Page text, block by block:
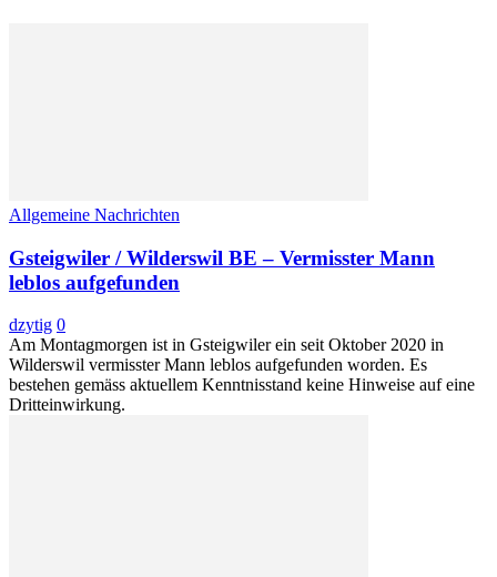
Allgemeine Nachrichten
Gsteigwiler / Wilderswil BE – Vermisster Mann
leblos aufgefunden
dzytig 0
Am Montagmorgen ist in Gsteigwiler ein seit Oktober 2020 in
Wilderswil vermisster Mann leblos aufgefunden worden. Es
bestehen gemäss aktuellem Kenntnisstand keine Hinweise auf eine
Dritteinwirkung.